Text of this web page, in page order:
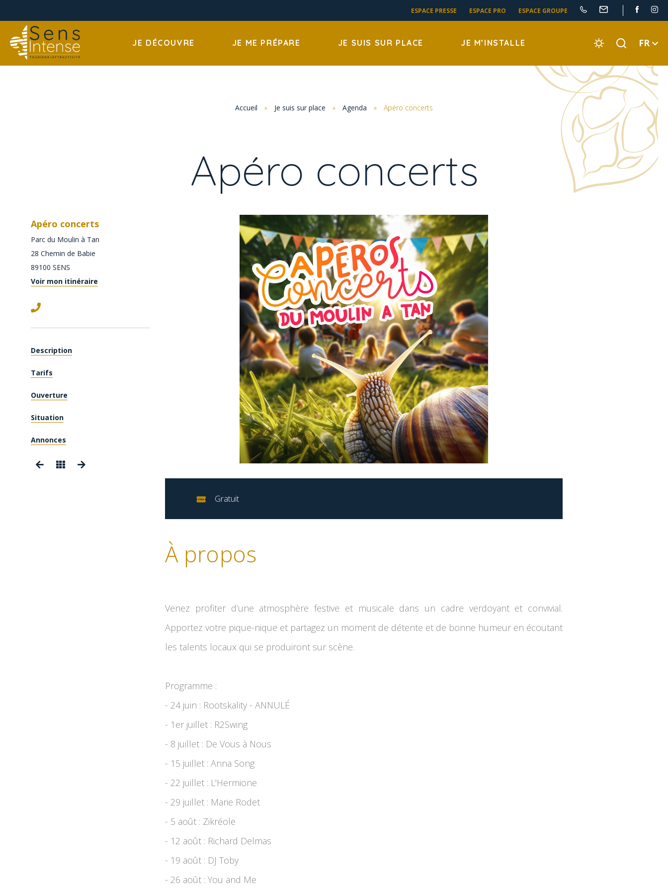
ESPACE PRESSE ESPACE PRO ESPACE GROUPE
JE DÉCOUVRE JE ME PRÉPARE JE SUIS SUR PLACE JE M’INSTALLE FR
Accueil » Je suis sur place » Agenda » Apéro concerts
Apéro concerts
Apéro concerts
Parc du Moulin à Tan
28 Chemin de Babie
89100 SENS
Voir mon itinéraire
Description
Tarifs
Ouverture
Situation
Annonces
Gratuit
À propos
Venez profiter d’une atmosphère festive et musicale dans un cadre verdoyant et convivial.
Apportez votre pique-nique et partagez un moment de détente et de bonne humeur en écoutant
les talents locaux qui se produiront sur scène.
Programme :
- 24 juin : Rootskality - ANNULÉ
- 1er juillet : R2Swing
- 8 juillet : De Vous à Nous
- 15 juillet : Anna Song
- 22 juillet : L'Hermione
- 29 juillet : Marie Rodet
- 5 août : Zikréole
- 12 août : Richard Delmas
- 19 août : DJ Toby
- 26 août : You and Me